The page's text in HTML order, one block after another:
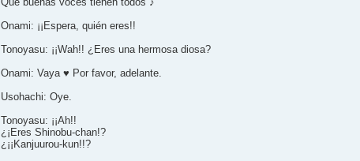
Onami: ¡¡Espera, quién eres!!
Tonoyasu: ¡¡Wah!! ¿Eres una hermosa diosa?
Onami: Vaya ♥ Por favor, adelante.
Usohachi: Oye.
Tonoyasu: ¡¡Ah!!
¿¡Eres Shinobu-chan!?
¿¡¡Kanjuurou-kun!!?